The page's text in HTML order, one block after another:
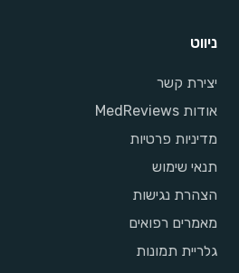
ניווט
יצירת קשר
אודות MedReviews
מדיניות פרטיות
תנאי שימוש
הצהרת נגישות
מאמרים רפואים
גלריית תמונות